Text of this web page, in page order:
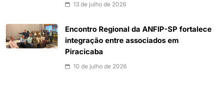
13 de julho de 2026
Encontro Regional da ANFIP-SP fortalece
integração entre associados em
Piracicaba
10 de julho de 2026